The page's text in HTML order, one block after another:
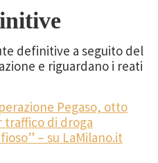
definitive a seguito del
e riguardano i reati
Pegaso, otto
traffico di droga
– su LaMilano.it